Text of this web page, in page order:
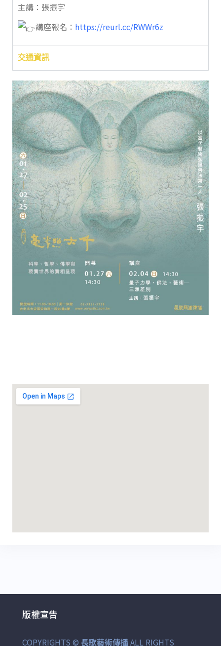
主講：張振宇
講座報名： https://reurl.cc/RWWr6z
交通資訊
版權宣告
COPYRIGHTS © 長歌藝術傳播ALL RIGHTS